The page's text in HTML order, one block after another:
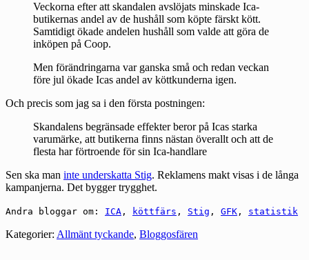
Veckorna efter att skandalen avslöjats minskade Ica-
butikernas andel av de hushåll som köpte färskt kött.
Samtidigt ökade andelen hushåll som valde att göra de
inköpen på Coop.
Men förändringarna var ganska små och redan veckan
före jul ökade Icas andel av köttkunderna igen.
Och precis som jag sa i den första postningen:
Skandalens begränsade effekter beror på Icas starka
varumärke, att butikerna finns nästan överallt och att de
flesta har förtroende för sin Ica-handlare
Sen ska man inte underskatta Stig. Reklamens makt visas i de långa
kampanjerna. Det bygger trygghet.
Andra bloggar om: ICA , köttfärs , Stig , GFK , statistik
Kategorier: Allmänt tyckande, Bloggosfären